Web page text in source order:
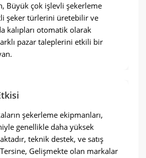
Büyük çok işlevli şekerleme
şeker türlerini üretebilir ve
kalıpları otomatik olarak
pazar taleplerini etkili bir
şekerleme ekipmanları,
genellikle daha yüksek
teknik destek, ve satış
Gelişmekte olan markalar